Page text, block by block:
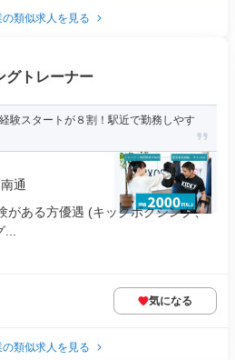
の類似求人を見る
グトレーナー
験スタートが８割！駅近で勤務しやす
通
がある方優遇 (キックボクシング、
気になる
の類似求人を見る